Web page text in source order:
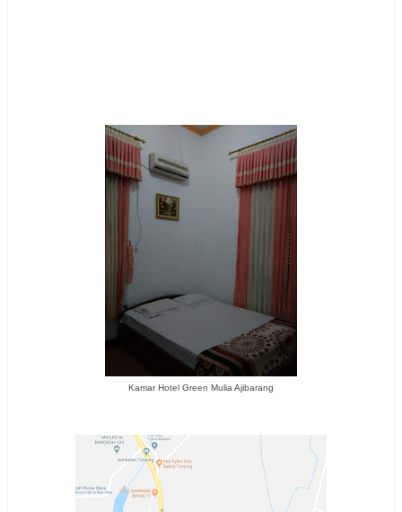
Kamar Hotel Green Mulia Ajibarang